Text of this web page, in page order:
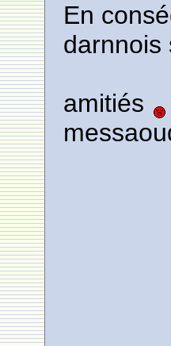
En
darnnois
amitiés